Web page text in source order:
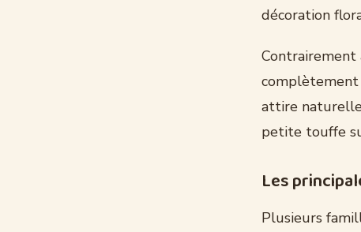
décoration
Contrairement
attire
petite touffe
Les
Plusieurs